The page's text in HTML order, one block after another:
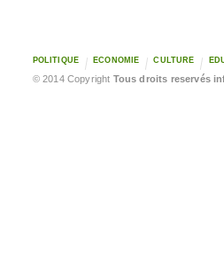
POLITIQUE ECONOMIE CULTURE
© 2014 Copyright Tous droits reservés